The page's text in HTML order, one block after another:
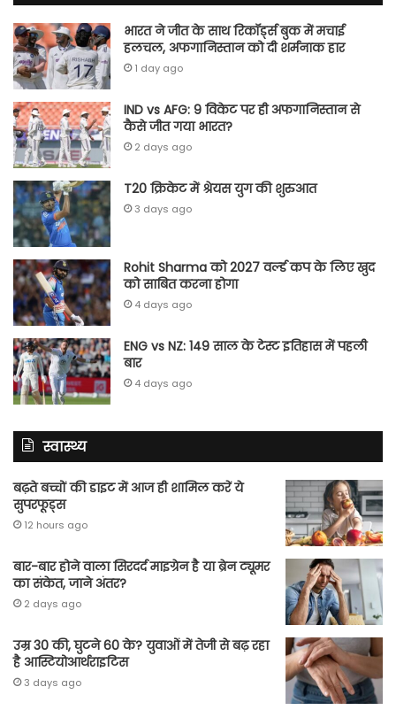
भारत ने जीत के साथ रिकॉर्ड्स बुक में मचाई
हलचल, अफगानिस्तान को दी शर्मनाक हार
1 day ago
IND vs AFG: 9 विकेट पर ही अफगानिस्तान से
कैसे जीत गया भारत?
2 days ago
T20 क्रिकेट में श्रेयस युग की शुरुआत
3 days ago
Rohit Sharma को 2027 वर्ल्‍ड कप के लिए खुद
को साबित करना होगा
4 days ago
ENG vs NZ: 149 साल के टेस्‍ट इतिहास में पहली
बार
4 days ago
स्वास्थ्य
बढ़ते बच्चों की डाइट में आज ही शामिल करें ये
सुपरफूड्स
12 hours ago
बार-बार होने वाला सिरदर्द माइग्रेन है या ब्रेन ट्यूमर
का संकेत, जाने अंतर?
2 days ago
उम्र 30 की, घुटने 60 के? युवाओं में तेजी से बढ़ रहा
है आस्टियोआर्थराइटिस
3 days ago